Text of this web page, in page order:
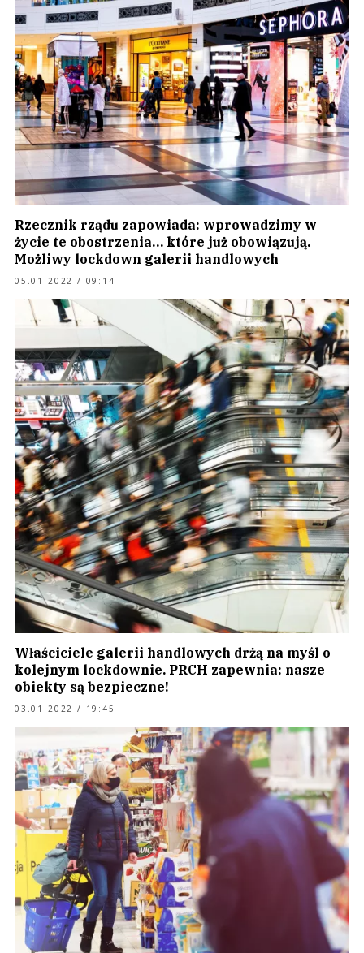
Rzecznik rządu zapowiada: wprowadzimy w
życie te obostrzenia… które już obowiązują.
Możliwy lockdown galerii handlowych
05.01.2022 / 09:14
Właściciele galerii handlowych drżą na myśl o
kolejnym lockdownie. PRCH zapewnia: nasze
obiekty są bezpieczne!
03.01.2022 / 19:45